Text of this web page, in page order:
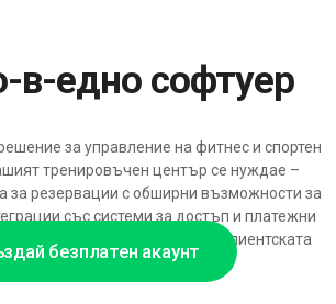
безплатен акаунт
в-едно софтуер
за управление на фитнес и спортен
тренировъчен център се нуждае –
за резервации с обширни възможности за
със системи за достъп и платежни
подкрепя разрастването на клиентската
базирана на ИИ.